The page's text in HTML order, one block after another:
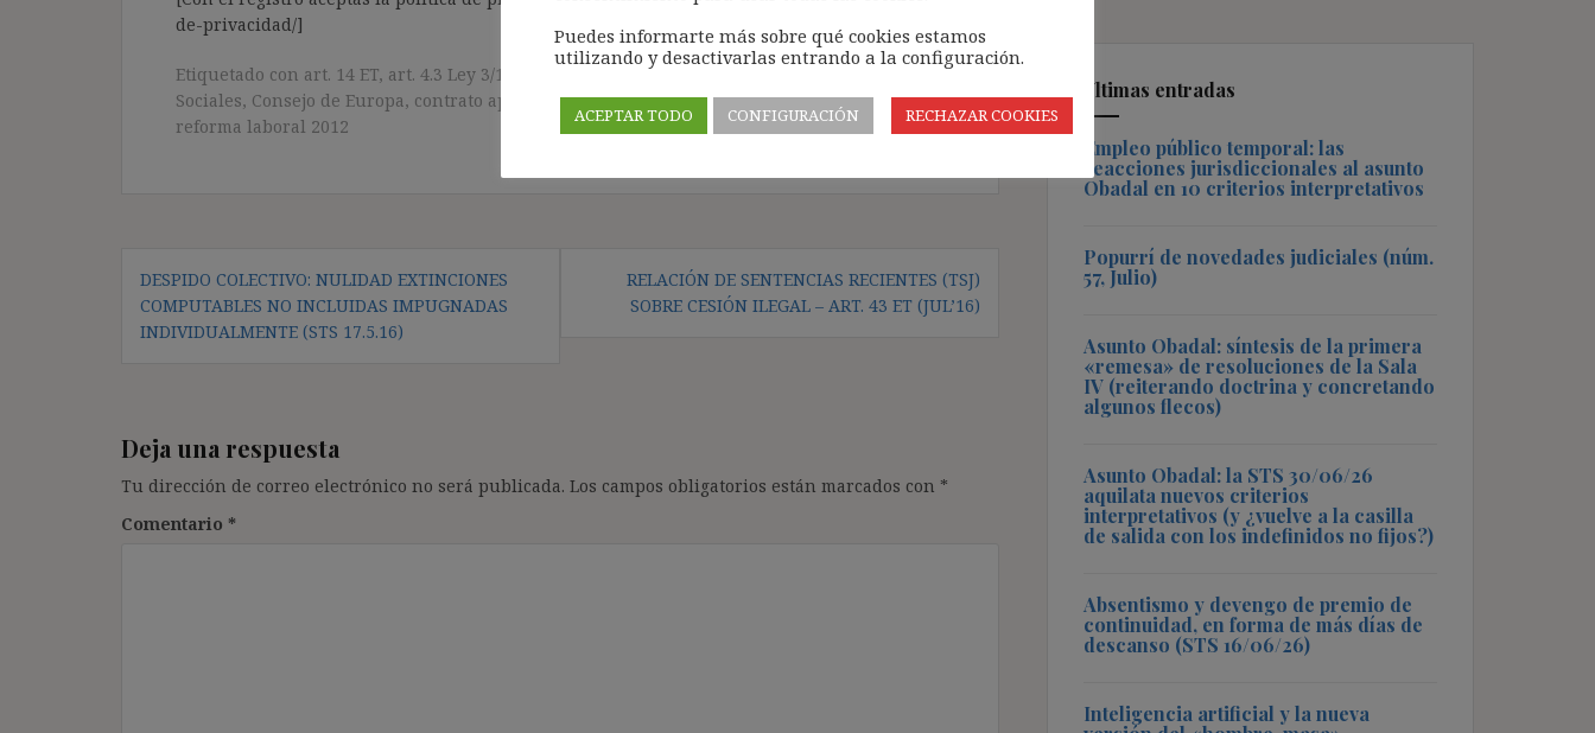
de-privacidad/]
Etiquetado con art. 14 ET, art. 4.3 Ley 3/12 Carta Social Europea
Sociales, Consejo de Europa, contrato apoyo emprendedores,Ley 3/2012,periodo de prueba,
reforma laboral 2012
de
entradas
DESPIDO COLECTIVO: NULIDAD EXTINCIONES
COMPUTABLES NO INCLUIDAS IMPUGNADAS
INDIVIDUALMENTE (STS 17.5.16)
RELACIÓN DE SENTENCIAS RECIENTES (TSJ)
SOBRE CESIÓN ILEGAL – ART. 43 ET (JUL’16)
Deja una respuesta
Tu dirección de correo electrónico no será publicada. Los campos obligatorios están marcados con *
Comentario *
Últimas entradas
Empleo público temporal: las
reacciones jurisdiccionales al asunto
Obadal en 10 criterios interpretativos
Popurrí de novedades judiciales (núm.
57, Julio)
Asunto Obadal: síntesis de la primera
«remesa» de resoluciones de la Sala
IV (reiterando doctrina y concretando
algunos flecos)
Asunto Obadal: la STS 30/06/26
aquilata nuevos criterios
interpretativos (y ¿vuelve a la casilla
de salida con los indefinidos no fijos?)
Absentismo y devengo de premio de
continuidad, en forma de más días de
descanso (STS 16/06/26)
Inteligencia artificial y la nueva
Puedes informarte más sobre qué cookies estamos
utilizando y desactivarlas entrando a la configuración.
ACEPTAR TODO CONFIGURACIÓN RECHAZAR COOKIES